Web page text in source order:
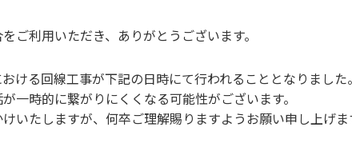
ご利用いただき、ありがとうございます。
ける回線工事が下記の日時にて行われることとなりました。
一時的に繋がりにくくなる可能性がございます。
いたしますが、何卒ご理解賜りますようお願い申し上げま